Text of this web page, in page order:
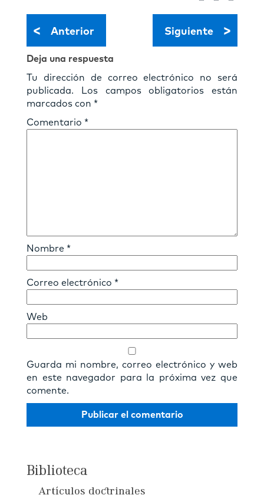
< Anterior Siguiente >
Deja una respuesta
Tu dirección de correo electrónico no será
publicada.
Los campos obligatorios están
marcados con *
Comentario *
Nombre *
Correo electrónico *
Web
Guarda mi nombre, correo electrónico y web
en este navegador para la próxima vez que
comente.
Biblioteca
Artículos doctrinales